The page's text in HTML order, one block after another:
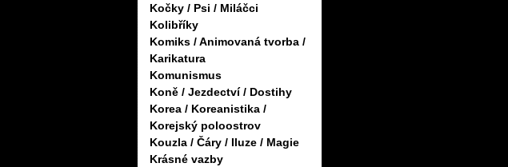
Kočky / Psi / Miláčci
Kolibříky
Komiks / Animovaná tvorba /
Karikatura
Komunismus
Koně / Jezdectví / Dostihy
Korea / Koreanistika /
Korejský poloostrov
Kouzla / Čáry / Iluze / Magie
Krásné vazby